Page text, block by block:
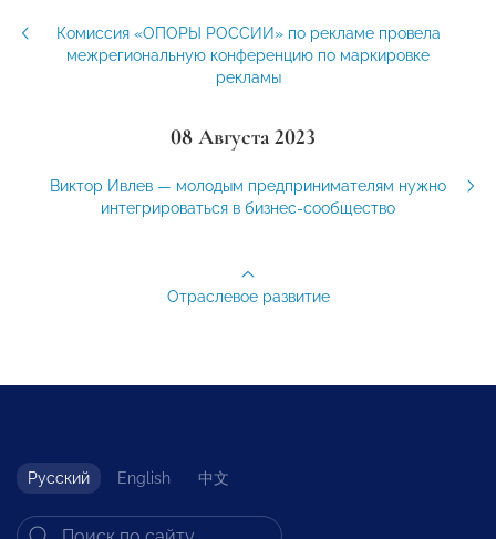
Комиссия «ОПОРЫ РОССИИ» по рекламе провела
межрегиональную конференцию по маркировке
рекламы
08 Августа 2023
Виктор Ивлев — молодым предпринимателям нужно
интегрироваться в бизнес-сообщество
Отраслевое развитие
Русский English 中文